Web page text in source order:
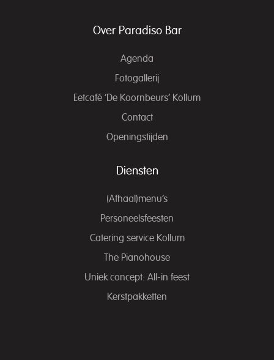
Over Paradiso Bar
Agenda
Fotogallerij
Eetcafé ‘De Koornbeurs’ Kollum
Contact
Openingstijden
Diensten
(Afhaal)menu’s
Personeelsfeesten
Catering service Kollum
The Pianohouse
Uniek concept: All-in feest
Kerstpakketten